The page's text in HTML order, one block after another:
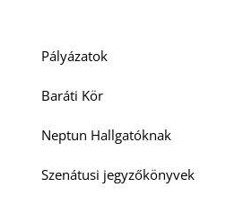
Pályázatok
Baráti Kör
Neptun Hallgatóknak
Szenátusi jegyzőkönyvek